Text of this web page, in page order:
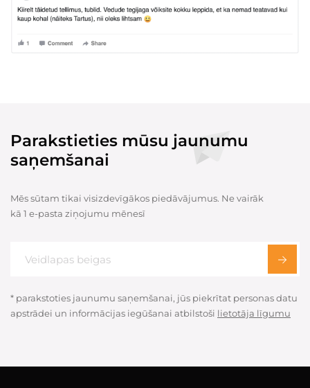
Parakstieties mūsu jaunumu
saņemšanai
Mēs sūtam tikai visizdevīgākos piedāvājumus. Ne vairāk
kā 1 e-pasta ziņojumu mēnesī
* parakstoties jaunumu saņemšanai, jūs piekrītat personas datu
apstrādei un informācijas iegūšanai atbilstoši lietotāja līgumu